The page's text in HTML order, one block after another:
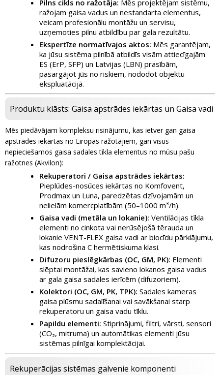
Pilns cikls no ražotāja: Mēs projektējam sistēmu,
ražojam gaisa vadus un nestandarta elementus,
veicam profesionālu montāžu un servisu,
uzņemoties pilnu atbildību par gala rezultātu.
Ekspertīze normatīvajos aktos: Mēs garantējam,
ka jūsu sistēma pilnībā atbildīs visām attiecīgajām
ES (ErP, SFP) un Latvijas (LBN) prasībām,
pasargājot jūs no riskiem, nododot objektu
ekspluatācijā.
Produktu klāsts: Gaisa apstrādes iekārtas un Gaisa vadi
Mēs piedāvājam kompleksu risinājumu, kas ietver gan gaisa
apstrādes iekārtas no Eiropas ražotājiem, gan visus
nepieciešamos gaisa sadales tīkla elementus no mūsu pašu
ražotnes (Akvilon):
Rekuperatori / Gaisa apstrādes iekārtas:
Pieplūdes-nosūces iekārtas no Komfovent,
Prodmax un Luna, paredzētas dzīvojamām un
nelielām komercplatībām (50–1000 m³/h).
Gaisa vadi (metāla un lokanie): Ventilācijas tīkla
elementi no cinkota vai nerūsējošā tērauda un
lokanie VENT-FLEX gaisa vadi ar biocīdu pārklājumu,
kas nodrošina C hermētiskuma klasi.
Difuzoru pieslēgkārbas (OC, GM, PK): Elementi
slēptai montāžai, kas savieno lokanos gaisa vadus
ar gala gaisa sadales ierīcēm (difuzoriem).
Kolektori (OC, GM, PK, TPK): Sadales kameras
gaisa plūsmu sadalīšanai vai savākšanai starp
rekuperatoru un gaisa vadu tīklu.
Papildu elementi: Stiprinājumi, filtri, vārsti, sensori
(CO₂, mitruma) un automātikas elementi jūsu
sistēmas pilnīgai komplektācijai.
Rekuperācijas sistēmas galvenie komponenti